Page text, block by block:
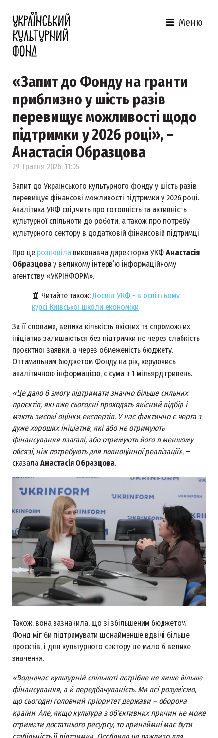
Меню
«Запит до Фонду на гранти
приблизно у шість разів
перевищує можливості щодо
підтримки у 2026 році», –
Анастасія Образцова
29 Травня 2026, 11:05
Запит до Українського культурного фонду у шість разів
перевищує фінансові можливості підтримки у 2026 році.
Аналітика УКФ свідчить про готовність та активність
культурної спільноти до роботи, а також про потребу
культурного сектору в додатковій фінансовій підтримці.
Про це розповіла виконавча директорка УКФ Анастасія
Образцовау великому інтерв’ю інформаційному
агентству «УКРІНФОРМ».
📰 Читайте також: Досвід УКФ - в освітньому
курсі Київської школи економіки
За її словами, велика кількість якісних та спроможних
ініціатив залишаються без підтримки не через слабкість
проєктної заявки, а через обмеженість бюджету.
Оптимальним бюджетом Фонду на рік, керуючись
аналітичною інформацією, є сума в 1 мільярд гривень.
«Це дало б змогу підтримати значно більше сильних
проєктів, які вже сьогодні проходять якісний відбір і
мають високі оцінки експертів. У нас фактично є черга з
дуже хороших ініціатив, які або не отримують
фінансування взагалі, або отримують його в меншому
обсязі, ніж потребують для повноцінної реалізації», –
сказала Анастасія Образцова.
Також, вона зазначила, що зі збільшеним бюджетом
Фонд міг би підтримувати щонайменше вдвічі більше
проєктів, і для культурного сектору це мало б велике
значення.
«Водночас культурній спільноті потрібне не лише більше
фінансування, а й передбачуваність. Ми всі розуміємо,
що сьогодні головний пріоритет держави – оборона
країни. Але, якщо культура з об’єктивних причин не може
отримати достатнього ресурсу, то принаймні має бути